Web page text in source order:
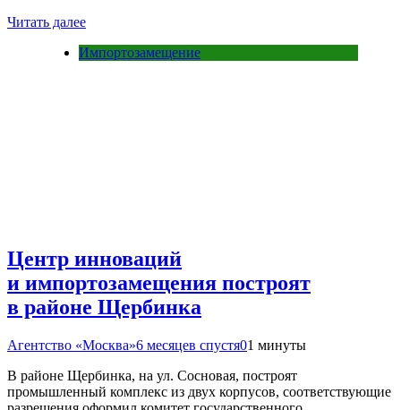
Читать далее
Импортозамещение
Центр инноваций
и импортозамещения построят
в районе Щербинка
Агентство «Москва»6 месяцев спустя01 минуты
В районе Щербинка, на ул. Сосновая, построят
промышленный комплекс из двух корпусов, соответствующие